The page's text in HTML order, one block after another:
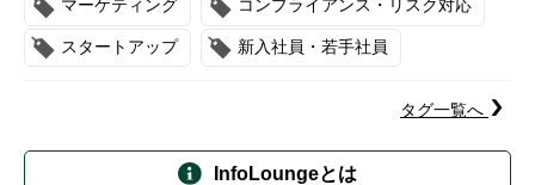
マーケティング コンプライアンス・リスク対応
スタートアップ 新入社員・若手社員
タグ一覧へ
InfoLoungeとは